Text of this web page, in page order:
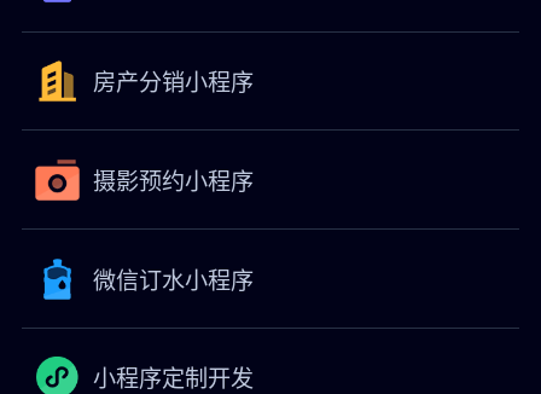
房产分销小程序
摄影预约小程序
微信订水小程序
小程序定制开发